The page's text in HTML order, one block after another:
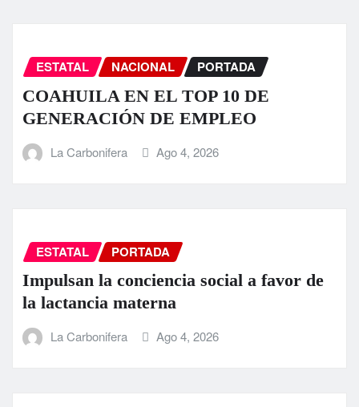
ESTATAL NACIONAL PORTADA
COAHUILA EN EL TOP 10 DE
GENERACIÓN DE EMPLEO
La Carbonifera Ago 4, 2026
ESTATAL PORTADA
Impulsan la conciencia social a favor de
la lactancia materna
La Carbonifera Ago 4, 2026